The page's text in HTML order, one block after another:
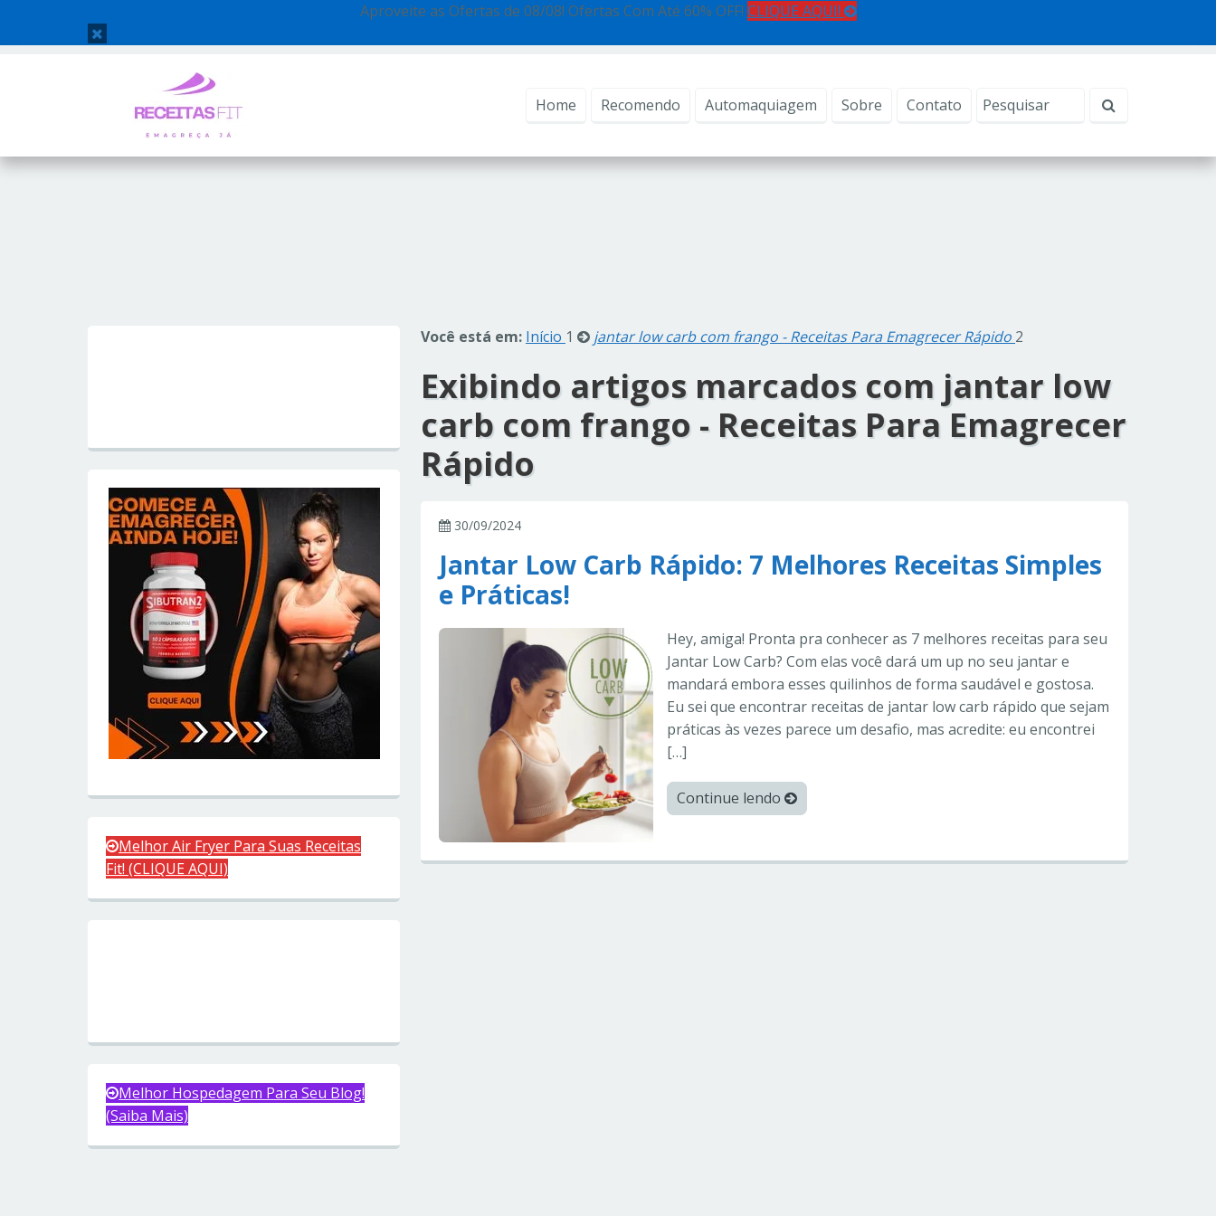
Aproveite as Ofertas de 08/08! Ofertas Com Até 60% OFF! CLIQUE AQUI!
Home Recomendo Automaquiagem Sobre Contato
Você está em: Início 1 jantar low carb com frango - Receitas Para Emagrecer Rápido 2
Exibindo artigos marcados com jantar low
carb com frango - Receitas Para Emagrecer
Rápido
30/09/2024
Jantar Low Carb Rápido: 7 Melhores Receitas Simples
e Práticas!
Hey, amiga! Pronta pra conhecer as 7 melhores receitas para seu
Jantar Low Carb? Com elas você dará um up no seu jantar e
mandará embora esses quilinhos de forma saudável e gostosa.
Eu sei que encontrar receitas de jantar low carb rápido que sejam
práticas às vezes parece um desafio, mas acredite: eu encontrei
[…]
Continue lendo
Melhor Air Fryer Para Suas Receitas
Fit! (CLIQUE AQUI)
Melhor Hospedagem Para Seu Blog!
(Saiba Mais)